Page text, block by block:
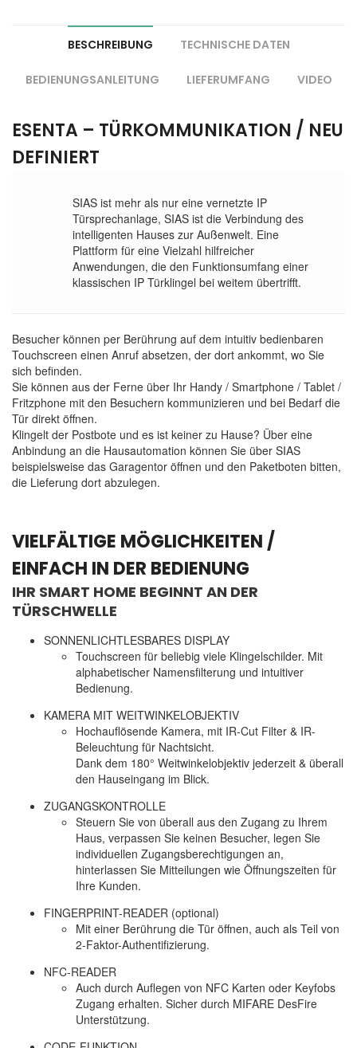
BESCHREIBUNG TECHNISCHE DATEN
BEDIENUNGSANLEITUNG LIEFERUMFANG VIDEO
ESENTA – TÜRKOMMUNIKATION / NEU
DEFINIERT
SIAS ist mehr als nur eine vernetzte IP
Türsprechanlage, SIAS ist die Verbindung des
intelligenten Hauses zur Außenwelt. Eine
Plattform für eine Vielzahl hilfreicher
Anwendungen, die den Funktionsumfang einer
klassischen IP Türklingel bei weitem übertrifft.
Besucher können per Berührung auf dem intuitiv bedienbaren
Touchscreen einen Anruf absetzen, der dort ankommt, wo Sie
sich befinden.
Sie können aus der Ferne über Ihr Handy / Smartphone / Tablet /
Fritzphone mit den Besuchern kommunizieren und bei Bedarf die
Tür direkt öffnen.
Klingelt der Postbote und es ist keiner zu Hause? Über eine
Anbindung an die Hausautomation können Sie über SIAS
beispielsweise das Garagentor öffnen und den Paketboten bitten,
die Lieferung dort abzulegen.
VIELFÄLTIGE MÖGLICHKEITEN /
EINFACH IN DER BEDIENUNG
IHR SMART HOME BEGINNT AN DER
TÜRSCHWELLE
SONNENLICHTLESBARES DISPLAY
Touchscreen für beliebig viele Klingelschilder. Mit
alphabetischer Namensfilterung und intuitiver
Bedienung.
KAMERA MIT WEITWINKELOBJEKTIV
Hochauflösende Kamera, mit IR-Cut Filter & IR-
Beleuchtung für Nachtsicht.
Dank dem 180° Weitwinkelobjektiv jederzeit & überall
den Hauseingang im Blick.
ZUGANGSKONTROLLE
Steuern Sie von überall aus den Zugang zu Ihrem
Haus, verpassen Sie keinen Besucher, legen Sie
individuellen Zugangsberechtigungen an,
hinterlassen Sie Mitteilungen wie Öffnungszeiten für
Ihre Kunden.
FINGERPRINT-READER (optional)
Mit einer Berührung die Tür öffnen, auch als Teil von
2-Faktor-Authentifizierung.
NFC-READER
Auch durch Auflegen von NFC Karten oder Keyfobs
Zugang erhalten. Sicher durch MIFARE DesFire
Unterstützung.